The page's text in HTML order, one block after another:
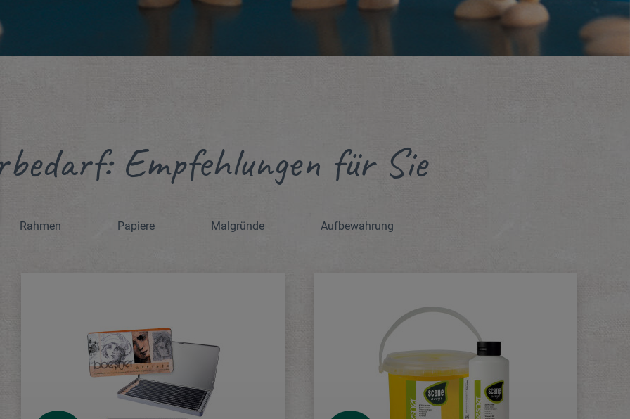
Empfehlungen für Sie
Rahmen Papiere Malgründe Aufbewahrung